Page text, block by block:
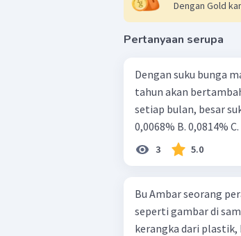
adalah 4/5
Beri Rating
Dengan Gold
Pertanyaan serupa
Dengan suku bunga
tahun akan
setiap bulan, besar
0,0068% B. 0,0814%
3 5.0
Bu Ambar seorang
seperti gambar di
kerangka dari